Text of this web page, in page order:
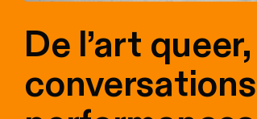
De l’art